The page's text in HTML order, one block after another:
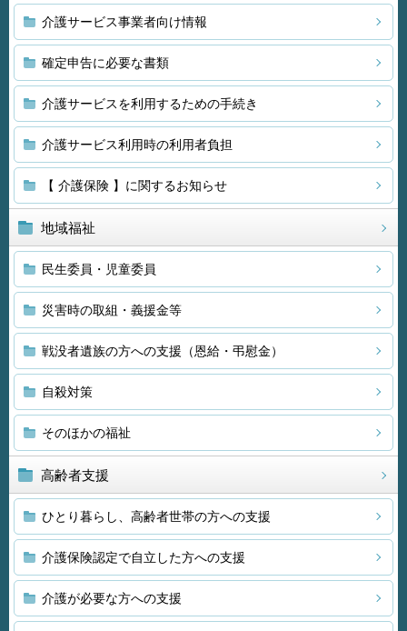
介護サービス事業者向け情報
確定申告に必要な書類
介護サービスを利用するための手続き
介護サービス利用時の利用者負担
【 介護保険 】に関するお知らせ
地域福祉
民生委員・児童委員
災害時の取組・義援金等
戦没者遺族の方への支援（恩給・弔慰金）
自殺対策
そのほかの福祉
高齢者支援
ひとり暮らし、高齢者世帯の方への支援
介護保険認定で自立した方への支援
介護が必要な方への支援